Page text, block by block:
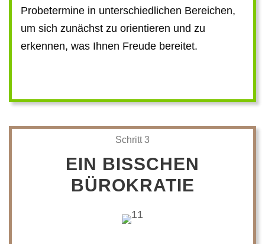
Probetermine in unterschiedlichen Bereichen,
um sich zunächst zu orientieren und zu
erkennen, was Ihnen Freude bereitet.
Schritt 3
EIN BISSCHEN
BÜROKRATIE